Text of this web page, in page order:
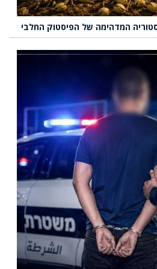
המדהימה של הפיסטוק החלבי